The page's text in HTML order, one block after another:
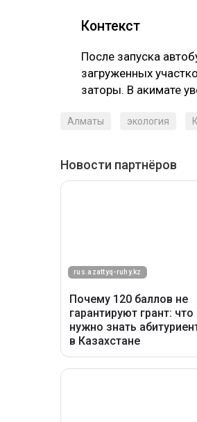
Контекст
После запуска
загруженных
заторы. В акимате
Алматы экология